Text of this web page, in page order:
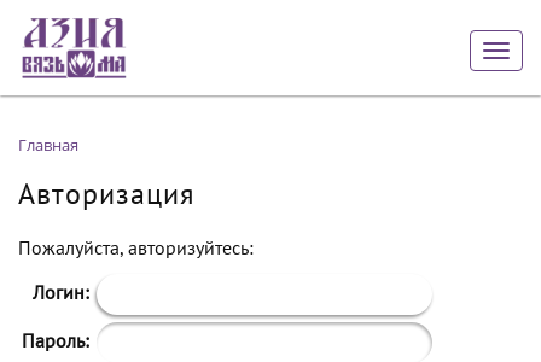
Главная
Авторизация
Пожалуйста, авторизуйтесь:
Логин:
Пароль: